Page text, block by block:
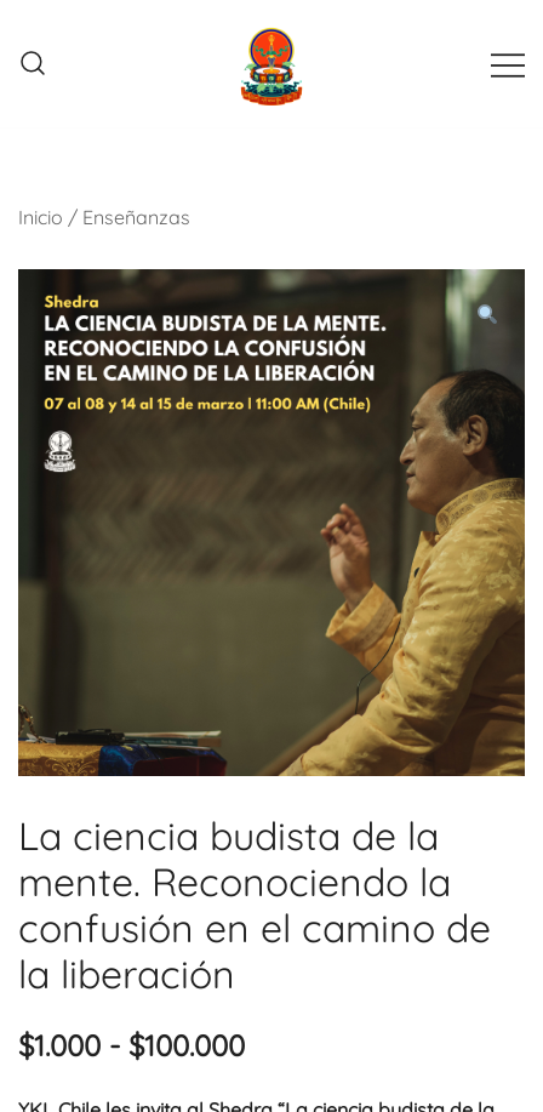
contenido
Inicio / Enseñanzas
La ciencia budista de la
mente. Reconociendo la
confusión en el camino de
la liberación
$1.000 - $100.000Rango
de